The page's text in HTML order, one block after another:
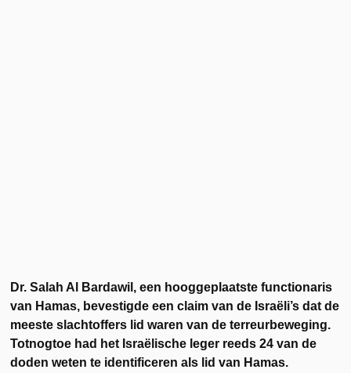
Dr. Salah Al Bardawil, een hooggeplaatste functionaris
van Hamas, bevestigde een claim van de Israëli’s dat de
meeste slachtoffers lid waren van de terreurbeweging.
Totnogtoe had het Israëlische leger reeds 24 van de
doden weten te identificeren als lid van Hamas.